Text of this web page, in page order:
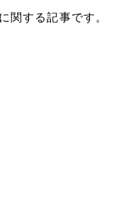
関する記事です。